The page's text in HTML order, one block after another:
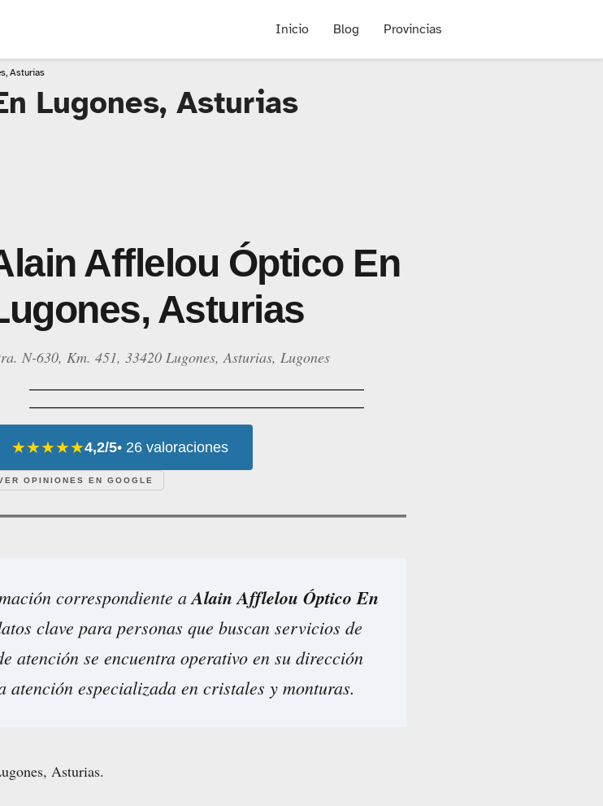
Inicio Blog Provincias
Asturias
Lugones, Asturias
Afflelou Óptico En
Asturias
N-630, Km. 451, 33420 Lugones, Asturias, Lugones
★★★★★4,2/5• 26 valoraciones
OPINIONES EN GOOGLE
correspondiente aAlain Afflelou Óptico En
clave para personas que buscan servicios de
atención se encuentra operativo en su dirección
especializada en cristales y monturas.
Asturias.